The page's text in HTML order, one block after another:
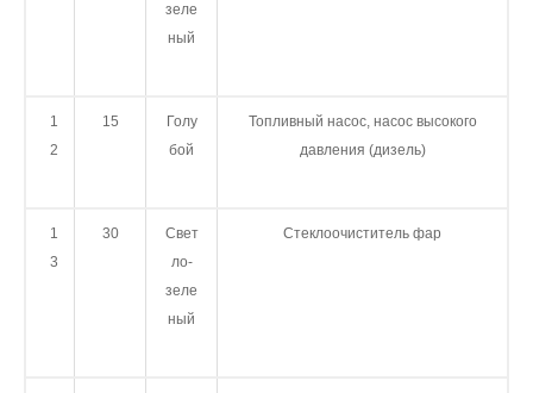
зеле
ный
1
2
15
Голу
бой
Топливный насос, насос высокого
давления (дизель)
1
3
30
Свет
ло-
зеле
ный
Стеклоочиститель фар